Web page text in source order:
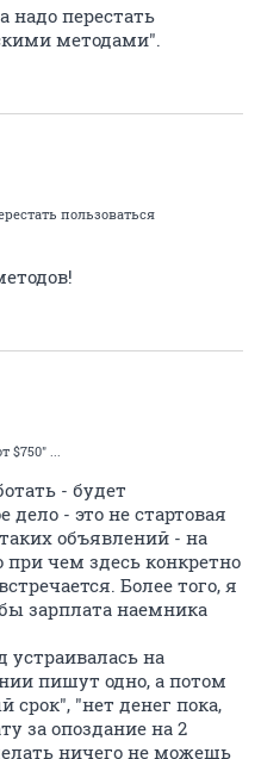
надо перестать
методами".
пользоваться
$750" ...
- будет
- это не стартовая
объявлений - на
чем здесь конкретно
Более того, я
зарплата наемника
устраивалась на
пишут одно, а потом
срок", "нет денег пока,
за опоздание на 2
ничего не можешь